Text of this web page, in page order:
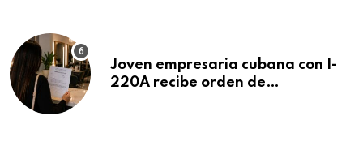
Joven empresaria cubana con I-
220A recibe orden de